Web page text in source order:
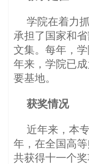
学院在着力
承担了国家和
文集。每年，
年来，学院已
要基地。
获奖情况
近年来，本
年，在全国高
共获得十一个